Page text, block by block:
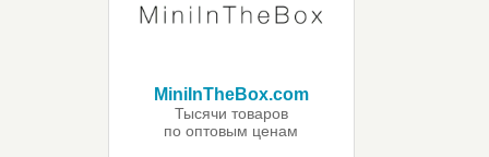
MiniInTheBox.com
Тысячи товаров
по оптовым ценам